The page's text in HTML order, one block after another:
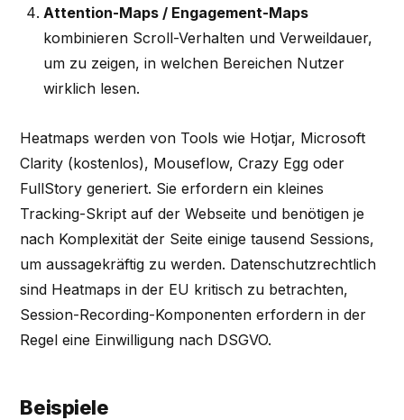
Attention-Maps / Engagement-Maps
kombinieren Scroll-Verhalten und Verweildauer,
um zu zeigen, in welchen Bereichen Nutzer
wirklich lesen.
Heatmaps werden von Tools wie Hotjar, Microsoft
Clarity (kostenlos), Mouseflow, Crazy Egg oder
FullStory generiert. Sie erfordern ein kleines
Tracking-Skript auf der Webseite und benötigen je
nach Komplexität der Seite einige tausend Sessions,
um aussagekräftig zu werden. Datenschutzrechtlich
sind Heatmaps in der EU kritisch zu betrachten,
Session-Recording-Komponenten erfordern in der
Regel eine Einwilligung nach DSGVO.
Beispiele